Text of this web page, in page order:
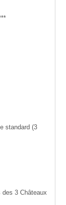
standard (3
des 3 Châteaux